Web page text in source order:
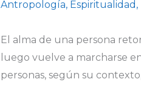
Antropología, Espiritualidad ,
El alma de una persona
luego vuelve a marcharse
personas, según su